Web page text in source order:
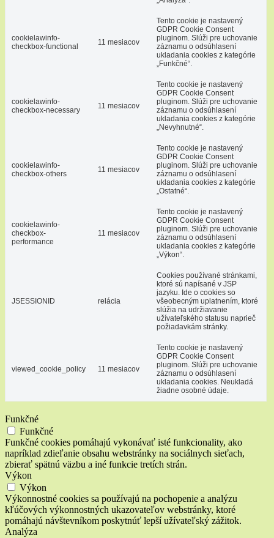
cookielawinfo-
checkbox-functional
11 mesiacov
Tento cookie je nastavený
GDPR Cookie Consent
pluginom. Slúži pre uchovanie
záznamu o odsúhlasení
ukladania cookies z kategórie
„Funkčné“.
cookielawinfo-
checkbox-necessary
11 mesiacov
Tento cookie je nastavený
GDPR Cookie Consent
pluginom. Slúži pre uchovanie
záznamu o odsúhlasení
ukladania cookies z kategórie
„Nevyhnutné“.
cookielawinfo-
checkbox-others
11 mesiacov
Tento cookie je nastavený
GDPR Cookie Consent
pluginom. Slúži pre uchovanie
záznamu o odsúhlasení
ukladania cookies z kategórie
„Ostatné“.
cookielawinfo-
checkbox-
performance
11 mesiacov
Tento cookie je nastavený
GDPR Cookie Consent
pluginom. Slúži pre uchovanie
záznamu o odsúhlasení
ukladania cookies z kategórie
„Výkon“.
JSESSIONID relácia
Cookies používané stránkami,
ktoré sú napísané v JSP
jazyku. Ide o cookies so
všeobecným uplatnením, ktoré
slúžia na udržiavanie
užívateľského statusu naprieč
požiadavkám stránky.
viewed_cookie_policy 11 mesiacov
Tento cookie je nastavený
GDPR Cookie Consent
pluginom. Slúži pre uchovanie
záznamu o odsúhlasení
ukladania cookies. Neukladá
žiadne osobné údaje.
Funkčné
Funkčné
Funkčné cookies pomáhajú vykonávať isté funkcionality, ako
napríklad zdieľanie obsahu webstránky na sociálnych sieťach,
zbierať spätnú väzbu a iné funkcie tretích strán.
Výkon
Výkon
Výkonnostné cookies sa používajú na pochopenie a analýzu
kľúčových výkonnostných ukazovateľov webstránky, ktoré
pomáhajú návštevníkom poskytnúť lepší užívateľský zážitok.
Analýza